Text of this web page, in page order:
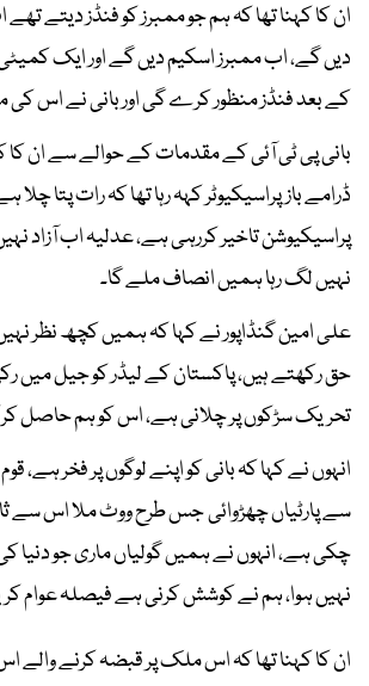
ان کا کہنا تھا کہ ہم جو ممبرز کو فنڈز دیتے
دیں گے، اب ممبرز اسکیم دیں گے اور ایک
کے بعد فنڈز منظور کرے گی اور بانی نے اس
بانی پی ٹی آئی کے مقدمات کے حوالے سے ان کا
ڈرامے باز پراسیکیوٹر کہہ رہا تھا کہ رات پتا
پراسیکیوشن تاخیر کررہی ہے، عدلیہ اب آزاد
نہیں لگ رہا ہمیں انصاف ملے گا۔
علی امین گنڈاپور نے کہا کہ ہمیں کچھ نظر نہیں
حق رکھتے ہیں، پاکستان کے لیڈر کو جیل میں
تحریک سڑکوں پر چلانی ہے، اس کو ہم حاصل
انہوں نے کہا کہ بانی کو اپنے لوگوں پر فخر ہے،
سے پارٹیاں چھڑوائی جس طرح ووٹ ملا اس سے
چکی ہے، انہوں نے ہمیں گولیاں ماری جو دنیا
نہیں ہوا، ہم نے کوشش کرنی ہے فیصلہ عوام
ان کا کہنا تھا کہ اس ملک پر قبضہ کرنے والے